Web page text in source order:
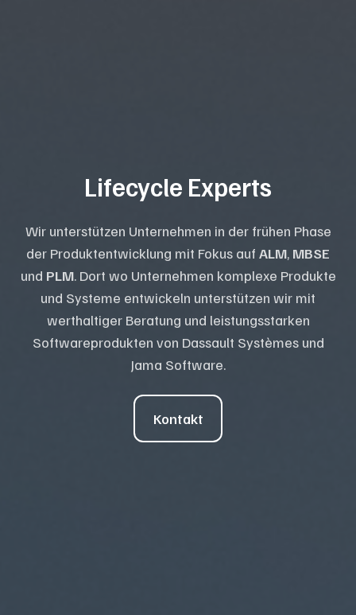
Lifecycle Experts
Wir unterstützen Unternehmen in der frühen Phase
der Produktentwicklung mit Fokus auf ALM, MBSE
und PLM. Dort wo Unternehmen komplexe Produkte
und Systeme entwickeln unterstützen wir mit
werthaltiger Beratung und leistungsstarken
Softwareprodukten von Dassault Systèmes und
Jama Software.
Kontakt